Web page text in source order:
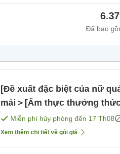
Đã bao
[Đề xuất đặc biệt của nữ
mái＞[Ẩm thực thưởng
Nagasaki và bào ngư
thức hương vị đầu hè
Miễn phí hủy phòng đến 17 Th08
Xem thêm chi tiết về gói giá